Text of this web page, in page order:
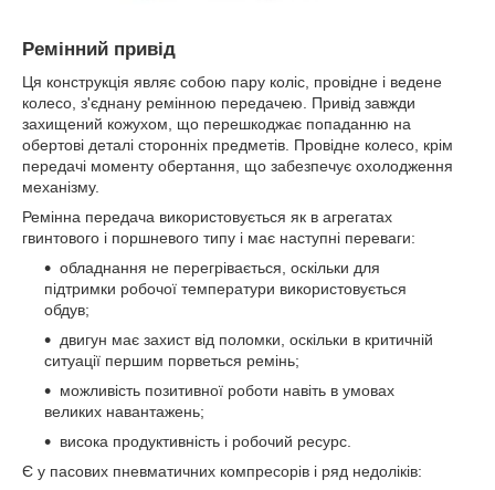
Ремінний привід
Ця конструкція являє собою пару коліс, провідне і ведене
колесо, з'єднану ремінною передачею. Привід завжди
захищений кожухом, що перешкоджає попаданню на
обертові деталі сторонніх предметів. Провідне колесо, крім
передачі моменту обертання, що забезпечує охолодження
механізму.
Ремінна передача використовується як в агрегатах
гвинтового і поршневого типу і має наступні переваги:
обладнання не перегрівається, оскільки для
підтримки робочої температури використовується
обдув;
двигун має захист від поломки, оскільки в критичній
ситуації першим порветься ремінь;
можливість позитивної роботи навіть в умовах
великих навантажень;
висока продуктивність і робочий ресурс.
Є у пасових пневматичних компресорів і ряд недоліків: